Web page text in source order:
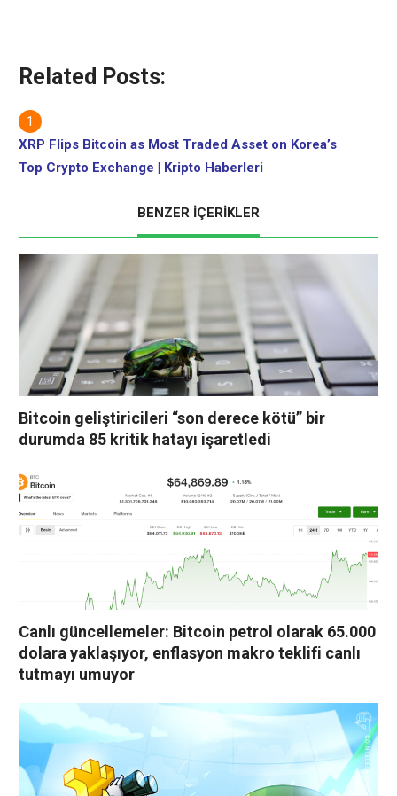
Related Posts:
XRP Flips Bitcoin as Most Traded Asset on Korea’s
Top Crypto Exchange | Kripto Haberleri
BENZER İÇERİKLER
Bitcoin geliştiricileri “son derece kötü” bir
durumda 85 kritik hatayı işaretledi
Canlı güncellemeler: Bitcoin petrol olarak 65.000
dolara yaklaşıyor, enflasyon makro teklifi canlı
tutmayı umuyor